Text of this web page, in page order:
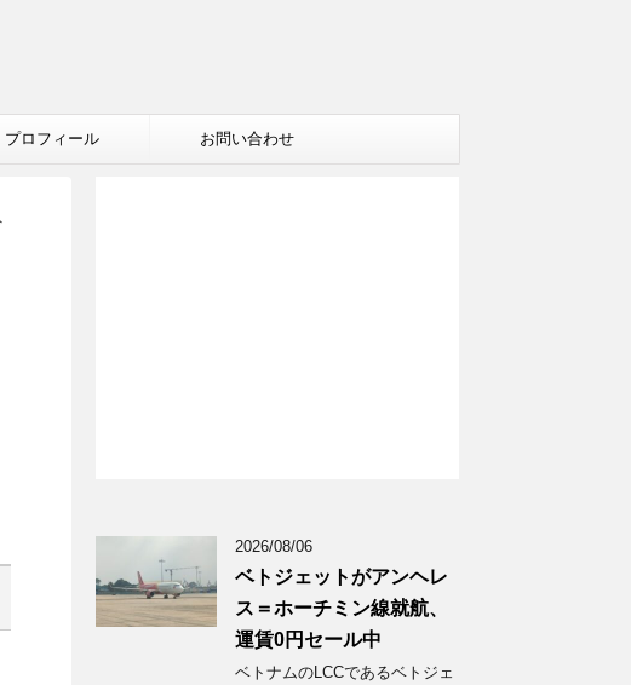
プロフィール お問い合わせ
2026/08/06
ベトジェットがアンヘレ
ス＝ホーチミン線就航、
運賃0円セール中
ベトナムのLCCであるベトジェ